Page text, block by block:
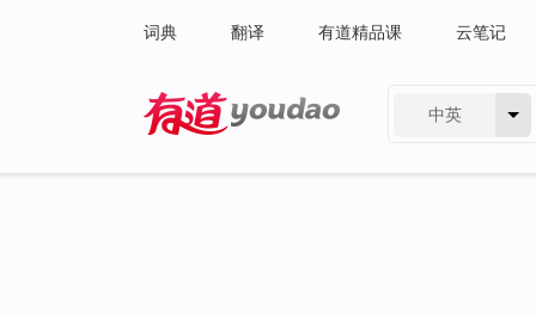
词典 翻译 有道精品课 云笔记
中英